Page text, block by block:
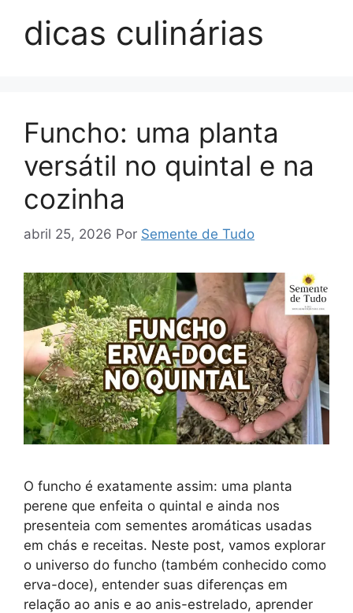
dicas culinárias
Funcho: uma planta
versátil no quintal e na
cozinha
abril 25, 2026 Por Semente de Tudo
O funcho é exatamente assim: uma planta
perene que enfeita o quintal e ainda nos
presenteia com sementes aromáticas usadas
em chás e receitas. Neste post, vamos explorar
o universo do funcho (também conhecido como
erva-doce), entender suas diferenças em
relação ao anis e ao anis-estrelado, aprender